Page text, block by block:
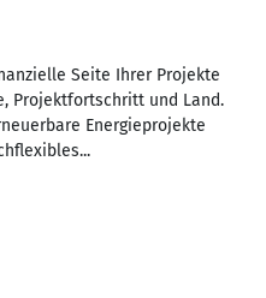
Seite Ihrer Projekte
Projektfortschritt und Land.
Energieprojekte